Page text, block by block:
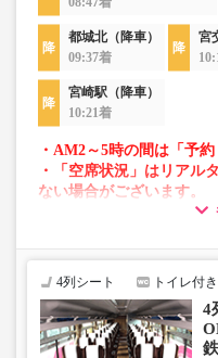
都城北（降車）
09:37着
宮
宮崎駅（降車）
10:21着
・AM2～5時の間は「予
・「空席状況」はリアル
ない場合がございます。
・車両は予告なく変更と
で、あらかじめご了承く
4列シート トイレ付き
4